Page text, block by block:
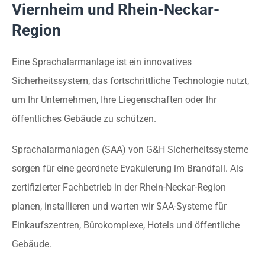
Viernheim und Rhein-Neckar-
Region
Eine Sprachalarmanlage ist ein innovatives
Sicherheitssystem, das fortschrittliche Technologie nutzt,
um Ihr Unternehmen, Ihre Liegenschaften oder Ihr
öffentliches Gebäude zu schützen.
Sprachalarmanlagen (SAA) von G&H Sicherheitssysteme
sorgen für eine geordnete Evakuierung im Brandfall. Als
zertifizierter Fachbetrieb in der Rhein-Neckar-Region
planen, installieren und warten wir SAA-Systeme für
Einkaufszentren, Bürokomplexe, Hotels und öffentliche
Gebäude.